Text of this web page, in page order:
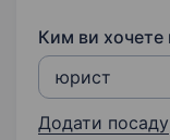
Ким ви хочете
Додати посаду